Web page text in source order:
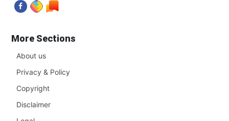
More Sections
About us
Privacy & Policy
Copyright
Disclaimer